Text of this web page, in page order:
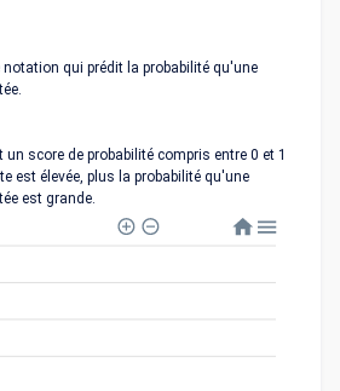
notation qui prédit la probabilité qu'une
un score de probabilité compris entre 0 et 1
est élevée, plus la probabilité qu'une
est grande.